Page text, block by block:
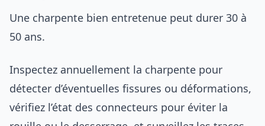
Une charpente bien entretenue peut durer 30 à
50 ans.
Inspectez annuellement la charpente pour
détecter d’éventuelles fissures ou déformations,
vérifiez l’état des connecteurs pour éviter la